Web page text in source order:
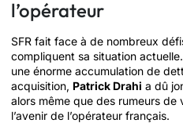
l’opérateur
SFR fait face à de nombreux
compliquent sa situation
une énorme accumulation de
acquisition, Patrick Drahi a dû
alors même que des rumeurs
l’avenir de l’opérateur français.